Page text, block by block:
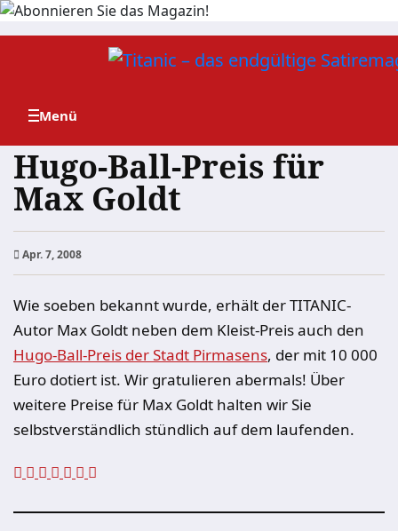
Zum
Hugo-Ball-Preis für
Max Goldt
Apr. 7, 2008
Wie soeben bekannt wurde, erhält der TITANIC-
Autor Max Goldt neben dem Kleist-Preis auch den
Hugo-Ball-Preis der Stadt Pirmasens, der mit 10 000
Euro dotiert ist. Wir gratulieren abermals! Über
weitere Preise für Max Goldt halten wir Sie
selbstverständlich stündlich auf dem laufenden.